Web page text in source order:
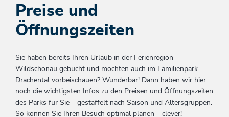
Preise und
Öffnungszeiten
Sie haben bereits Ihren Urlaub in der Ferienregion
Wildschönau gebucht und möchten auch im Familienpark
Drachental vorbeischauen? Wunderbar! Dann haben wir hier
noch die wichtigsten Infos zu den Preisen und Öffnungszeiten
des Parks für Sie – gestaffelt nach Saison und Altersgruppen.
So können Sie Ihren Besuch optimal planen – clever!